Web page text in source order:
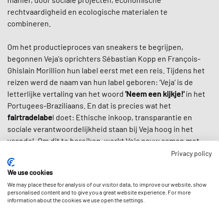
rechtvaardigheid en ecologische materialen te
combineren.
Om het productieproces van sneakers te begrijpen,
begonnen Veja's oprichters Sébastian Kopp en François-
Ghislain Morillion hun label eerst met een reis. Tijdens het
reizen werd de naam van hun label geboren: ‘Veja‘ is de
letterlijke vertaling van het woord 'Neem een kijkje!'in het
Portugees-Braziliaans. En dat is precies wat het
fairtradelabel doet: Ethische inkoop, transparantie en
sociale verantwoordelijkheid staan bij Veja hoog in het
vaandel. Om dit te bereiken, werkt Veja nauw samen met
handelspraktijken, waarbij ernaar wordt gestreefd de
gemeenschappen te ondersteunen
vangeüpcyclede en duurzaam geproduceerde materialen
zoals biologisch katoen en wild rubber.
Privacy policy
We use cookies
We may place these for analysis of our visitor data, to improve our website, show
personalised content and to give you a great website experience. For more
information about the cookies we use open the settings.